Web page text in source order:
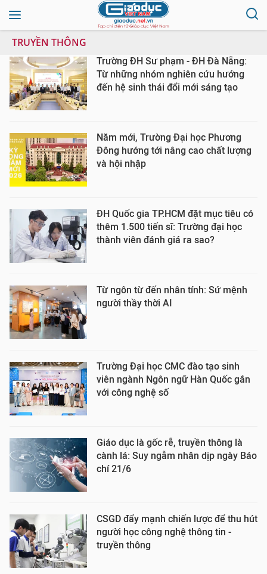
TRUYỀN THÔNG
Trường ĐH Sư phạm - ĐH Đà Nẵng:
Từ những nhóm nghiên cứu hướng
đến hệ sinh thái đổi mới sáng tạo
Năm mới, Trường Đại học Phương
Đông hướng tới nâng cao chất lượng
và hội nhập
ĐH Quốc gia TP.HCM đặt mục tiêu có
thêm 1.500 tiến sĩ: Trường đại học
thành viên đánh giá ra sao?
Từ ngôn từ đến nhân tính: Sứ mệnh
người thầy thời AI
Trường Đại học CMC đào tạo sinh
viên ngành Ngôn ngữ Hàn Quốc gắn
với công nghệ số
Giáo dục là gốc rễ, truyền thông là
cành lá: Suy ngẫm nhân dịp ngày Báo
chí 21/6
CSGD đẩy mạnh chiến lược để thu hút
người học công nghệ thông tin -
truyền thông